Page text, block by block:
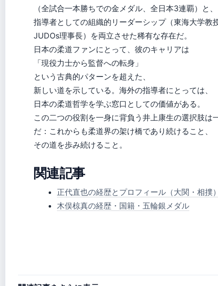
（全試合一本勝ちでの金メダル、全日本3連覇）と、
指導者としての組織的リーダーシップ（東海大学教
JUDOs理事長）を両立させた稀有な存在だ。
日本の柔道ファンにとって、彼のキャリアは
「現役力士から監督への転身」
という古典的パターンを超えた、
新しい道を示している。海外の指導者にとっては、
日本の柔道哲学を学ぶ窓口としての価値がある。
この二つの役割を一身に背負う井上康生の選択肢は
だ：これからも柔道界の架け橋であり続けること、
その道を歩み続けること。
関連記事
正代直也の経歴とプロフィール（大関・相撲
木俣椋真の経歴・国籍・五輪銀メダル